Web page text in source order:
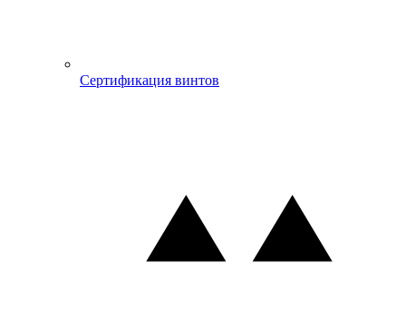
Сертификация винтов